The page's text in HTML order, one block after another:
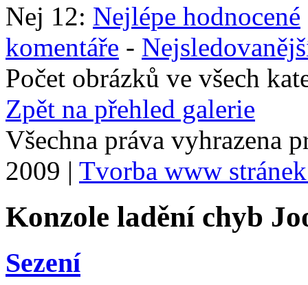
Nej 12: Nejlépe hodnocené
komentáře -
Počet obrázků ve všech
Zpět na přehled galerie
Všechna práva vyhrazena
2009 | Tvorba www
Konzole ladění chyb
Sezení